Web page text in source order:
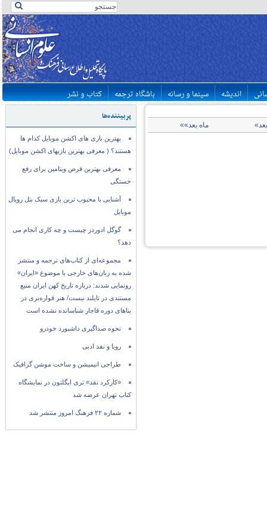
اندیشه سینما و رسانه باشگاه ترجمه کتاب و نشر
پربیننده‌ها
بهترین بازی های اکشن موبایل کدام ها
هستند؟ ( معرفی بهترین بازیهای اکشن موبایل)
معرفی بهترین قرص ویتامین برای رفع
خستگی
آشنایی با محبوب ترین بازی سبک بتل رویال
موبایل
گوگل ادوردز چیست و چه کاری انجام می
دهد؟
مجموعه‌ای از کتاب‌های ترجمه و منتشر
شده به زبان‌های خارجی با موضوع «ایران»
رونمایی شدند: درباره تاریخ کهن ایران منبع
مستندی در تایلند نیست/ هنر قواره‌بری در
بناهای دوره قاجار شناسانده نشده است
نحوه صداگیری داشبورد خودرو
رویا و نقد ادبی
طراحی انیمیشن و ساخت موشن گرافیک
«کارکرد نقد» تری ایگلتون در نمایشگاه
کتاب تهران عرضه شد
شماره ۲۲ فرهنگ امروز منتشر شد
ماه بعد»»